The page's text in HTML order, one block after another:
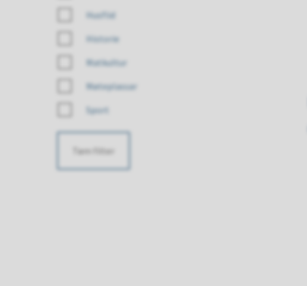
Husflid
Historie
Matkultur
Møteplassar
Sport
Tøm filter